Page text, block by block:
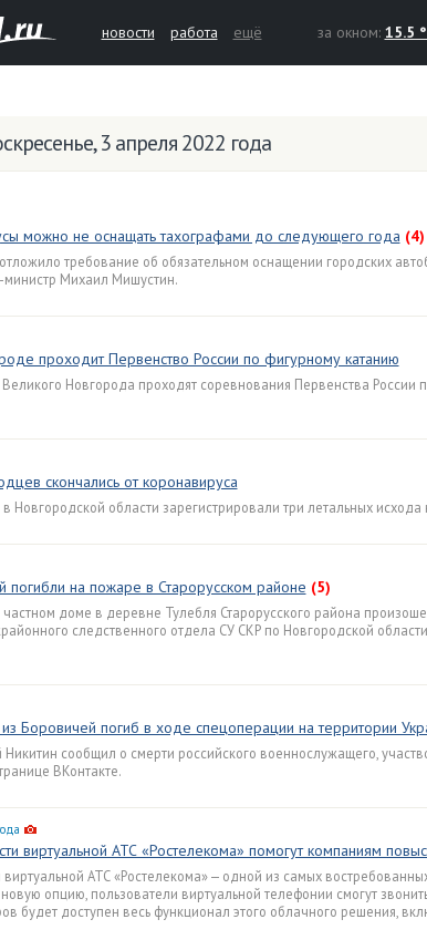
новости работа ещё за окном: 15.5
3 апреля 2022 года
можно не оснащать тахографами до следующего года (4)
требование об обязательном оснащении городских
Михаил Мишустин.
проходит Первенство России по фигурному катанию
Новгорода проходят соревнования Первенства
скончались от коронавируса
Новгородской области зарегистрировали три летальных
погибли на пожаре в Старорусском районе (5)
доме в деревне Тулебля Старорусского района
следственного отдела СУ СКР по Новгородской
Боровичей погиб в ходе спецоперации на территории
Никитин сообщил о смерти российского военнослужащего,
ВКонтакте.
виртуальной АТС «Ростелекома» помогут компаниям
АТС «Ростелекома» — одной из самых
опцию, пользователи виртуальной телефонии смогут
будет доступен весь функционал этого облачного решения,